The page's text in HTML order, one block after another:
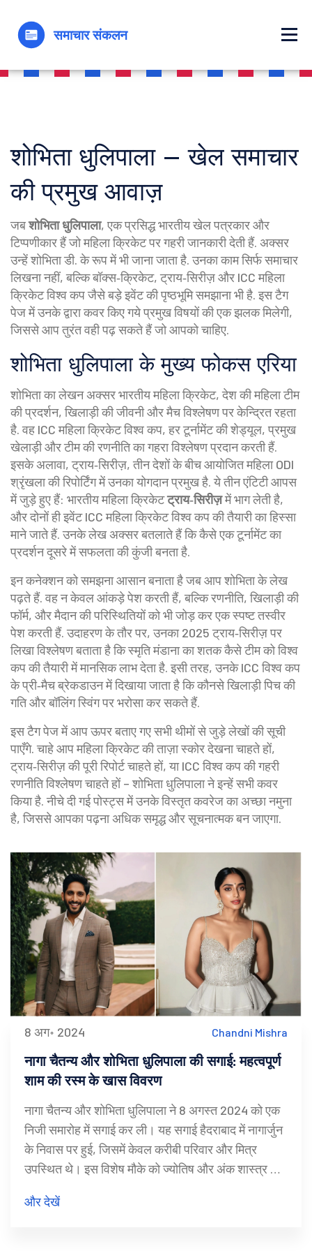
शोभिता धुलिपाला – खेल समाचार
की प्रमुख आवाज़
जबशोभिता धुलिपाला,एक प्रसिद्ध भारतीय खेल पत्रकार और
टिप्पणीकार हैं जो महिला क्रिकेट पर गहरी जानकारी देती हैं. अक्सर
उन्हेंशोभिता डी.के रूप में भी जाना जाता है.उनका काम सिर्फ समाचार
लिखना नहीं, बल्कि बॉक्स‑क्रिकेट, ट्राय‑सिरीज़ और ICC महिला
क्रिकेट विश्व कप जैसे बड़े इवेंट की पृष्ठभूमि समझाना भी है. इस टैग
पेज में उनके द्वारा कवर किए गये प्रमुख विषयों की एक झलक मिलेगी,
जिससे आप तुरंत वही पढ़ सकते हैं जो आपको चाहिए.
शोभिता धुलिपाला के मुख्य फोकस एरिया
शोभिता का लेखन अक्सरभारतीय महिला क्रिकेट,देश की महिला टीम
की प्रदर्शन, खिलाड़ी की जीवनी और मैच विश्लेषण पर केन्द्रित रहता
है.वह ICC महिला क्रिकेट विश्व कप,हर टूर्नामेंट की शेड्यूल, प्रमुख
खेलाड़ी और टीम की रणनीति का गहरा विश्लेषण प्रदान करती हैं.
इसके अलावा,ट्राय‑सिरीज़,तीन देशों के बीच आयोजित महिला ODI
श्रृंखला की रिपोर्टिंग में उनका योगदान प्रमुख है.ये तीन एंटिटी आपस
में जुड़े हुए हैं: भारतीय महिला क्रिकेटट्राय‑सिरीज़में भाग लेती है,
और दोनों ही इवेंट ICC महिला क्रिकेट विश्व कप की तैयारी का हिस्सा
माने जाते हैं. उनके लेख अक्सर बतलाते हैं कि कैसे एक टूर्नामेंट का
प्रदर्शन दूसरे में सफलता की कुंजी बनता है.
इन कनेक्शन को समझना आसान बनाता है जब आप शोभिता के लेख
पढ़ते हैं. वह न केवल आंकड़े पेश करती हैं, बल्कि रणनीति, खिलाड़ी की
फॉर्म, और मैदान की परिस्थितियों को भी जोड़ कर एक स्पष्ट तस्वीर
पेश करती हैं. उदाहरण के तौर पर, उनका 2025 ट्राय‑सिरीज़ पर
लिखा विश्लेषण बताता है कि स्मृति मंडाना का शतक कैसे टीम को विश्व
कप की तैयारी में मानसिक लाभ देता है. इसी तरह, उनके ICC विश्व कप
के प्री‑मैच ब्रेकडाउन में दिखाया जाता है कि कौनसे खिलाड़ी पिच की
गति और बॉलिंग स्विंग पर भरोसा कर सकते हैं.
इस टैग पेज में आप ऊपर बताए गए सभी थीमों से जुड़े लेखों की सूची
पाएँगे. चाहे आप महिला क्रिकेट की ताज़ा स्कोर देखना चाहते हों,
ट्राय‑सिरीज़ की पूरी रिपोर्ट चाहते हों, या ICC विश्व कप की गहरी
रणनीति विश्लेषण चाहते हों – शोभिता धुलिपाला ने इन्हें सभी कवर
किया है. नीचे दी गई पोस्ट्स में उनके विस्तृत कवरेज का अच्छा नमुना
है, जिससे आपका पढ़ना अधिक समृद्ध और सूचनात्मक बन जाएगा.
8 अग॰ 2024 Chandni Mishra
नागा चैतन्य और शोभिता धुलिपाला की सगाई: महत्वपूर्ण
शाम की रस्म के खास विवरण
नागा चैतन्य और शोभिता धुलिपाला ने 8 अगस्त 2024 को एक
निजी समारोह में सगाई कर ली। यह सगाई हैदराबाद में नागार्जुन
के निवास पर हुई, जिसमें केवल करीबी परिवार और मित्र
उपस्थित थे। इस विशेष मौके को ज्योतिष और अंक शास्त्र के
और देखें